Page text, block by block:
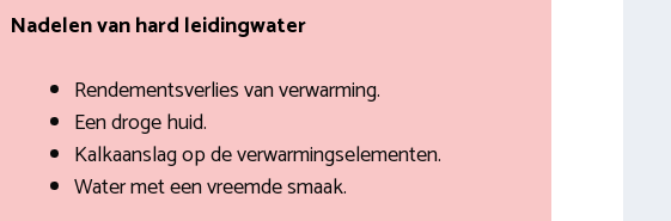
Nadelen van hard leidingwater
Rendementsverlies van verwarming.
Een droge huid.
Kalkaanslag op de verwarmingselementen.
Water met een vreemde smaak.